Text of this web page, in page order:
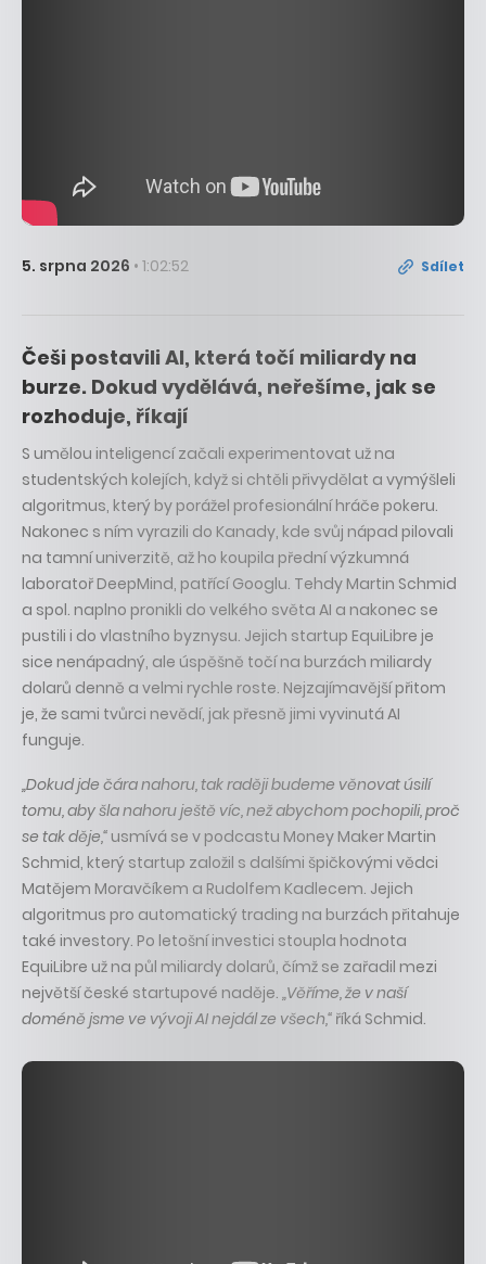
5. srpna 2026 • 1:02:52 Sdílet
Češi postavili AI, která točí miliardy na
burze. Dokud vydělává, neřešíme, jak se
rozhoduje, říkají
S umělou inteligencí začali experimentovat už na
studentských kolejích, když si chtěli přivydělat a vymýšleli
algoritmus, který by porážel profesionální hráče pokeru.
Nakonec s ním vyrazili do Kanady, kde svůj nápad pilovali
na tamní univerzitě, až ho koupila přední výzkumná
laboratoř DeepMind, patřící Googlu. Tehdy Martin Schmid
a spol. naplno pronikli do velkého světa AI a nakonec se
pustili i do vlastního byznysu. Jejich startup EquiLibre je
sice nenápadný, ale úspěšně točí na burzách miliardy
dolarů denně a velmi rychle roste. Nejzajímavější přitom
je, že sami tvůrci nevědí, jak přesně jimi vyvinutá AI
funguje.
„Dokud jde čára nahoru, tak raději budeme věnovat úsilí
tomu, aby šla nahoru ještě víc, než abychom pochopili, proč
se tak děje,“ usmívá se v podcastu Money Maker Martin
Schmid, který startup založil s dalšími špičkovými vědci
Matějem Moravčíkem a Rudolfem Kadlecem. Jejich
algoritmus pro automatický trading na burzách přitahuje
také investory. Po letošní investici stoupla hodnota
EquiLibre už na půl miliardy dolarů, čímž se zařadil mezi
největší české startupové naděje. „Věříme, že v naší
doméně jsme ve vývoji AI nejdál ze všech,“ říká Schmid.